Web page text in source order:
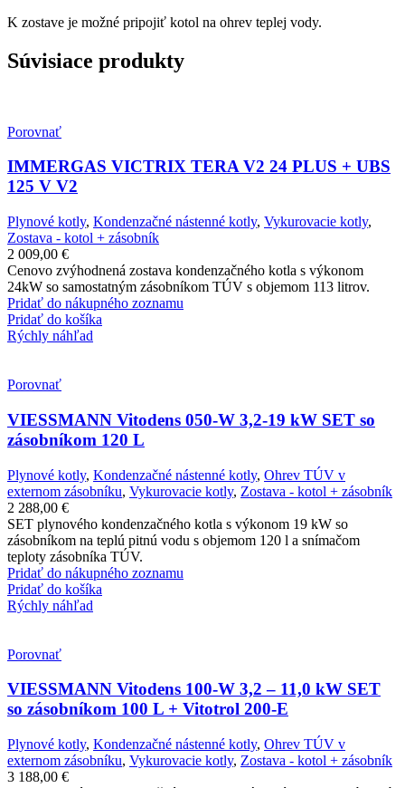
K zostave je možné pripojiť kotol na ohrev teplej vody.
Súvisiace produkty
Porovnať
IMMERGAS VICTRIX TERA V2 24 PLUS + UBS
125 V V2
Plynové kotly, Kondenzačné nástenné kotly, Vykurovacie kotly,
Zostava - kotol + zásobník
2 009,00 €
Cenovo zvýhodnená zostava kondenzačného kotla s výkonom
24kW so samostatným zásobníkom TÚV s objemom 113 litrov.
Pridať do nákupného zoznamu
Pridať do košíka
Rýchly náhľad
Porovnať
VIESSMANN Vitodens 050-W 3,2-19 kW SET so
zásobníkom 120 L
Plynové kotly, Kondenzačné nástenné kotly, Ohrev TÚV v
externom zásobníku, Vykurovacie kotly, Zostava - kotol + zásobník
2 288,00 €
SET plynového kondenzačného kotla s výkonom 19 kW so
zásobníkom na teplú pitnú vodu s objemom 120 l a snímačom
teploty zásobníka TÚV.
Pridať do nákupného zoznamu
Pridať do košíka
Rýchly náhľad
Porovnať
VIESSMANN Vitodens 100-W 3,2 – 11,0 kW SET
so zásobníkom 100 L + Vitotrol 200-E
Plynové kotly, Kondenzačné nástenné kotly, Ohrev TÚV v
externom zásobníku, Vykurovacie kotly, Zostava - kotol + zásobník
3 188,00 €